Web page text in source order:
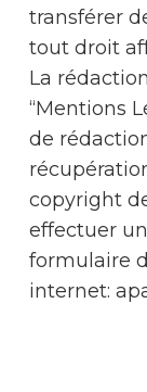
transférer
tout droit
La
“Mentions
de
copyright
effectuer
formulaire
internet: